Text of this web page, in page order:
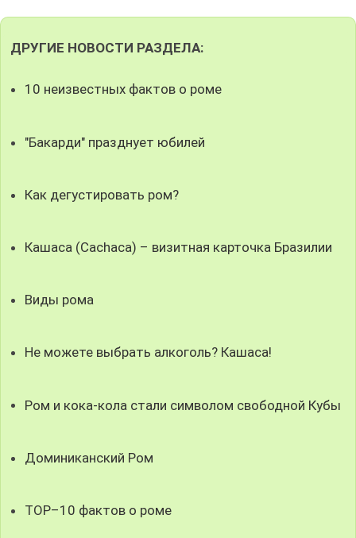
ДРУГИЕ НОВОСТИ РАЗДЕЛА:
10 неизвестных фактов о роме
"Бакарди" празднует юбилей
Как дегустировать ром?
Кашаса (Cachaca) – визитная карточка Бразилии
Виды рома
Не можете выбрать алкоголь? Кашаса!
Ром и кока-кола стали символом свободной Кубы
Доминиканский Ром
ТОР–10 фактов о роме